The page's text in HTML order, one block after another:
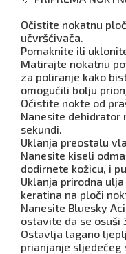
Očistite nokatnu
učvršćivača.
Pomaknite ili
Matirajte nokatnu
za poliranje kako
omogućili bolju
Očistite nokte od
Nanesite dehidrator
sekundi.
Uklanja preostalu
Nanesite kiseli
dodirnete kožicu, i
Uklanja prirodna
keratina na ploči
Nanesite Bluesky
ostavite da se osuši
Ostavlja lagano
prianjanje sljedećeg